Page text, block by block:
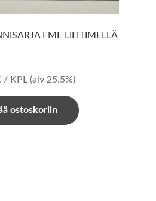
FME LIITTIMELLÄ
/ KPL (alv 25.5%)
ostoskoriin